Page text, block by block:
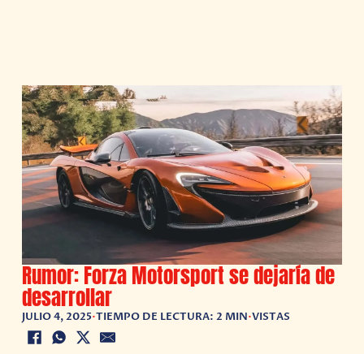
Rumor: Forza Motorsport se dejaría de
desarrollar
JULIO 4, 2025•TIEMPO DE LECTURA: 2 MIN•VISTAS